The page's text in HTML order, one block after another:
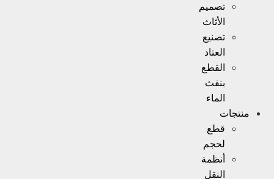
تصميم
الأثاث
تصنيع
العتاد
القطع
بنفث
الماء
منتجات
قطع
لحجم
أنظمة
النقل